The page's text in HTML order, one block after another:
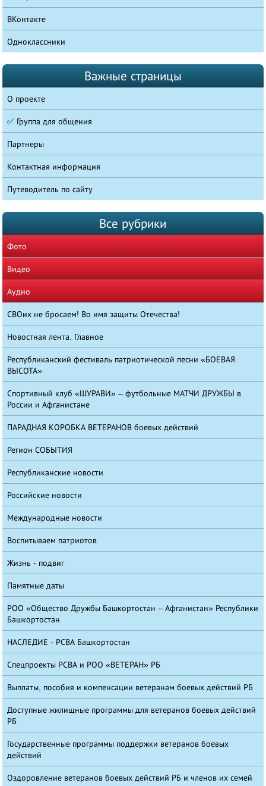
ВКонтакте
Одноклассники
Важные страницы
О проекте
✅ Группа для общения
Партнеры
Контактная информация
Путеводитель по сайту
Все рубрики
Фото
Видео
Аудио
СВОих не бросаем! Во имя защиты Отечества!
Новостная лента. Главное
Республиканский фестиваль патриотической песни «БОЕВАЯ
ВЫСОТА»
Спортивный клуб «ШУРАВИ» – футбольные МАТЧИ ДРУЖБЫ в
России и Афганистане
ПАРАДНАЯ КОРОБКА ВЕТЕРАНОВ боевых действий
Регион СОБЫТИЯ
Республиканские новости
Российские новости
Международные новости
Воспитываем патриотов
Жизнь - подвиг
Памятные даты
РОО «Общество Дружбы Башкортостан – Афганистан» Республики
Башкортостан
НАСЛЕДИЕ - РСВА Башкортостан
Спецпроекты РСВА и РОО «ВЕТЕРАН» РБ
Выплаты, пособия и компенсации ветеранам боевых действий РБ
Доступные жилищные программы для ветеранов боевых действий
РБ
Государственные программы поддержки ветеранов боевых
действий
Оздоровление ветеранов боевых действий РБ и членов их семей